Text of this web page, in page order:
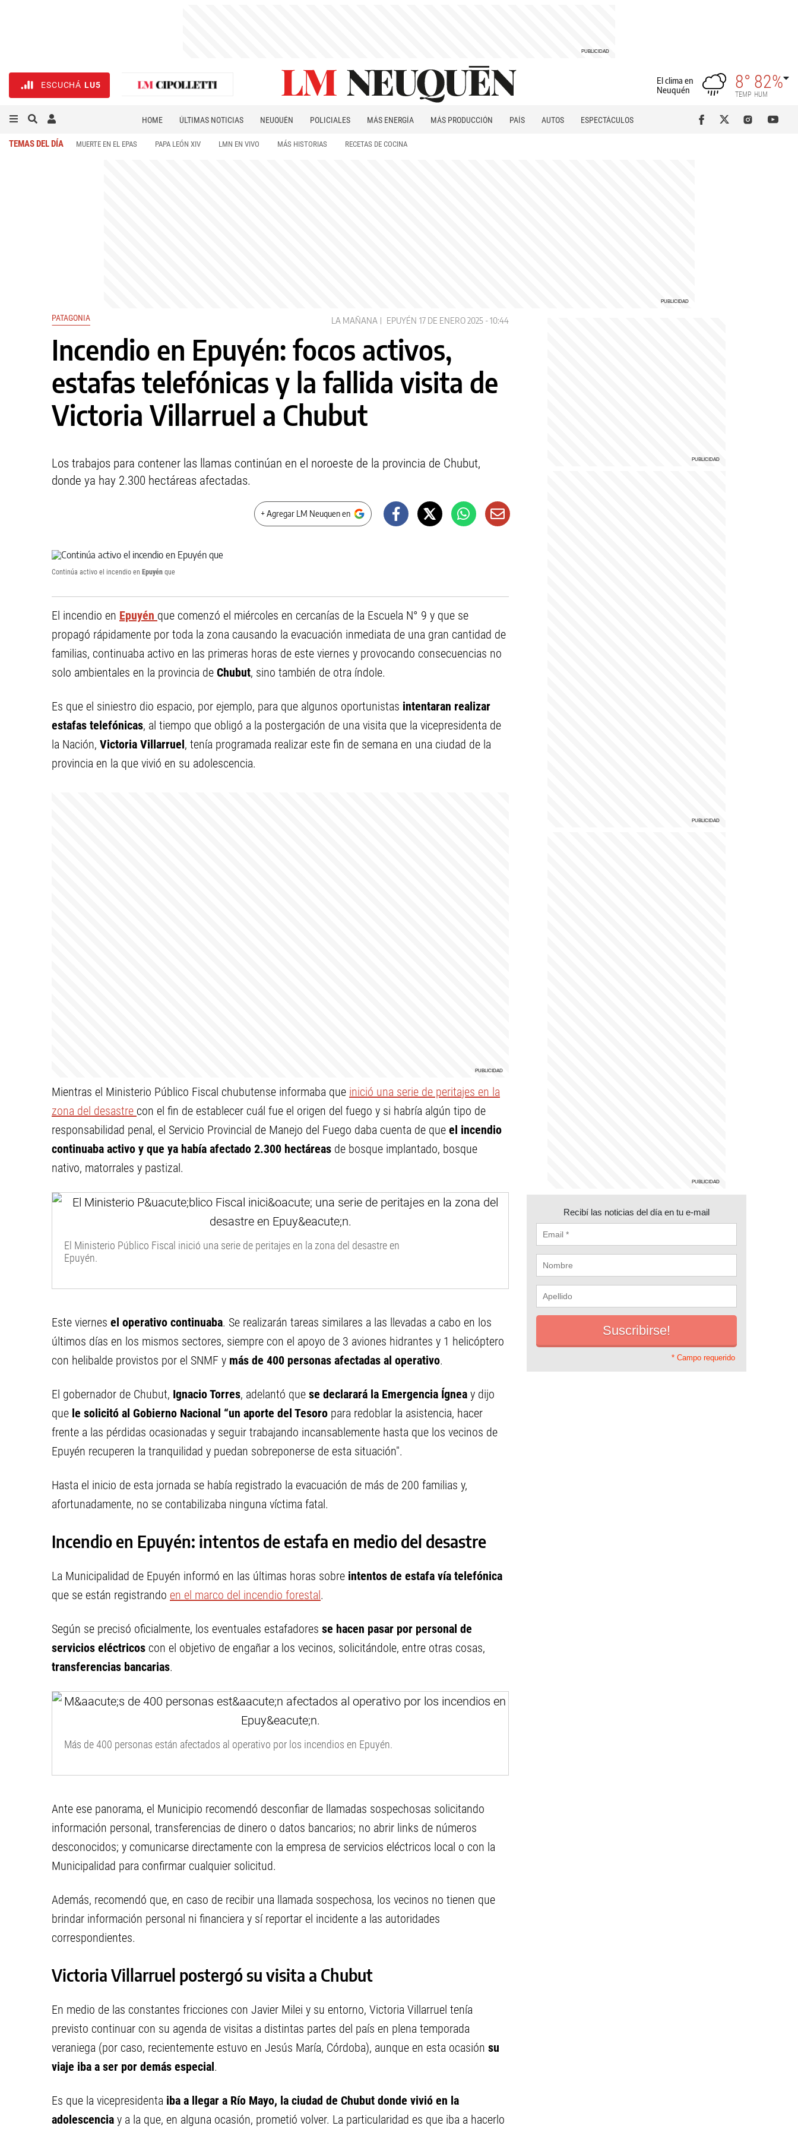
ESCUCHÁ LU5
El clima en
Neuquén
8°
TEMP
82%
HUM
HOME ÚLTIMAS NOTICIAS NEUQUÉN POLICIALES MÁS ENERGÍA MÁS PRODUCCIÓN PAÍS AUTOS
ESPECTÁCULOS
TEMAS DEL DÍA MUERTE EN EL EPAS PAPA LEÓN XIV LMN EN VIVO MÁS HISTORIAS RECETAS DE COCINA
PATAGONIA LA MAÑANA EPUYÉN 17 DE ENERO 2025 - 10:44
Incendio en Epuyén: focos activos,
estafas telefónicas y la fallida visita de
Victoria Villarruel a Chubut
Los trabajos para contener las llamas continúan en el noroeste de la provincia de Chubut,
donde ya hay 2.300 hectáreas afectadas.
+ Agregar LM Neuquen en
Continúa activo el incendio en Epuyén que
El incendio en Epuyén que comenzó el miércoles en cercanías de la Escuela N° 9 y que se
propagó rápidamente por toda la zona causando la evacuación inmediata de una gran cantidad de
familias, continuaba activo en las primeras horas de este viernes y provocando consecuencias no
solo ambientales en la provincia de Chubut, sino también de otra índole.
Es que el siniestro dio espacio, por ejemplo, para que algunos oportunistas intentaran realizar
estafas telefónicas, al tiempo que obligó a la postergación de una visita que la vicepresidenta de
la Nación, Victoria Villarruel, tenía programada realizar este fin de semana en una ciudad de la
provincia en la que vivió en su adolescencia.
Mientras el Ministerio Público Fiscal chubutense informaba que inició una serie de peritajes en la
zona del desastre con el fin de establecer cuál fue el origen del fuego y si habría algún tipo de
responsabilidad penal, el Servicio Provincial de Manejo del Fuego daba cuenta de que el incendio
continuaba activo y que ya había afectado 2.300 hectáreas de bosque implantado, bosque
nativo, matorrales y pastizal.
El Ministerio Público Fiscal inició una serie de peritajes en la zona del desastre en
Epuyén.
Este viernes el operativo continuaba. Se realizarán tareas similares a las llevadas a cabo en los
últimos días en los mismos sectores, siempre con el apoyo de 3 aviones hidrantes y 1 helicóptero
con helibalde provistos por el SNMF y más de 400 personas afectadas al operativo.
El gobernador de Chubut, Ignacio Torres, adelantó que se declarará la Emergencia Ígnea y dijo
que le solicitó al Gobierno Nacional “un aporte del Tesoro para redoblar la asistencia, hacer
frente a las pérdidas ocasionadas y seguir trabajando incansablemente hasta que los vecinos de
Epuyén recuperen la tranquilidad y puedan sobreponerse de esta situación".
Hasta el inicio de esta jornada se había registrado la evacuación de más de 200 familias y,
afortunadamente, no se contabilizaba ninguna víctima fatal.
Incendio en Epuyén: intentos de estafa en medio del desastre
La Municipalidad de Epuyén informó en las últimas horas sobre intentos de estafa vía telefónica
que se están registrando en el marco del incendio forestal.
Según se precisó oficialmente, los eventuales estafadores se hacen pasar por personal de
servicios eléctricos con el objetivo de engañar a los vecinos, solicitándole, entre otras cosas,
transferencias bancarias.
Más de 400 personas están afectados al operativo por los incendios en Epuyén.
Ante ese panorama, el Municipio recomendó desconfiar de llamadas sospechosas solicitando
información personal, transferencias de dinero o datos bancarios; no abrir links de números
desconocidos; y comunicarse directamente con la empresa de servicios eléctricos local o con la
Municipalidad para confirmar cualquier solicitud.
Además, recomendó que, en caso de recibir una llamada sospechosa, los vecinos no tienen que
brindar información personal ni financiera y sí reportar el incidente a las autoridades
correspondientes.
Victoria Villarruel postergó su visita a Chubut
En medio de las constantes fricciones con Javier Milei y su entorno, Victoria Villarruel tenía
previsto continuar con su agenda de visitas a distintas partes del país en plena temporada
veraniega (por caso, recientemente estuvo en Jesús María, Córdoba), aunque en esta ocasión su
viaje iba a ser por demás especial.
Es que la vicepresidenta iba a llegar a Río Mayo, la ciudad de Chubut donde vivió en la
adolescencia y a la que, en alguna ocasión, prometió volver. La particularidad es que iba a hacerlo
Recibí las noticias del día en tu e-mail
* Campo requerido